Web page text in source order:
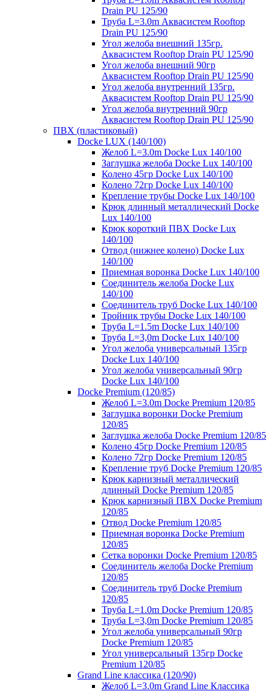
Drain PU 125/90
Труба L=3.0m Аквасистем Rooftop
Drain PU 125/90
Угол желоба внешний 135гр.
Аквасистем Rooftop Drain PU 125/90
Угол желоба внешний 90гр
Аквасистем Rooftop Drain PU 125/90
Угол желоба внутренний 135гр.
Аквасистем Rooftop Drain PU 125/90
Угол желоба внутренний 90гр
Аквасистем Rooftop Drain PU 125/90
ПВХ (пластиковый)
Docke LUX (140/100)
Желоб L=3.0m Docke Lux 140/100
Заглушка желоба Docke Lux 140/100
Колено 45гр Docke Lux 140/100
Колено 72гр Docke Lux 140/100
Крепление трубы Docke Lux 140/100
Крюк длинный металлический Docke
Lux 140/100
Крюк короткий ПВХ Docke Lux
140/100
Отвод (нижнее колено) Docke Lux
140/100
Приемная воронка Docke Lux 140/100
Соединитель желоба Docke Lux
140/100
Соединитель труб Docke Lux 140/100
Тройник трубы Docke Lux 140/100
Труба L=1.5m Docke Lux 140/100
Труба L=3,0m Docke Lux 140/100
Угол желоба универсальный 135гр
Docke Lux 140/100
Угол желоба универсальный 90гр
Docke Lux 140/100
Docke Premium (120/85)
Желоб L=3.0m Docke Premium 120/85
Заглушка воронки Docke Premium
120/85
Заглушка желоба Docke Premium 120/85
Колено 45гр Docke Premium 120/85
Колено 72гр Docke Premium 120/85
Крепление труб Docke Premium 120/85
Крюк карнизный металлический
длинный Docke Premium 120/85
Крюк карнизный ПВХ Docke Premium
120/85
Отвод Docke Premium 120/85
Приемная воронка Docke Premium
120/85
Сетка воронки Docke Premium 120/85
Соединитель желоба Docke Premium
120/85
Соединитель труб Docke Premium
120/85
Труба L=1.0m Docke Premium 120/85
Труба L=3,0m Docke Premium 120/85
Угол желоба универсальный 90гр
Docke Premium 120/85
Угол универсальный 135гр Docke
Premium 120/85
Grand Line классика (120/90)
Желоб L=3.0m Grand Line Классика